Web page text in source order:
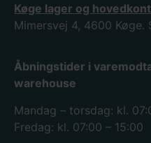
Køge lager og
Mimersvej 4, 4600 Køge.
Åbningstider i
warehouse
Mandag – torsdag: kl.
Fredag: kl. 07:00 – 15:00